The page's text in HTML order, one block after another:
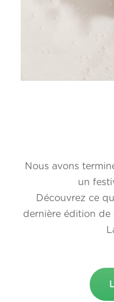
Nous avons
un
Découvrez ce
dernière édition